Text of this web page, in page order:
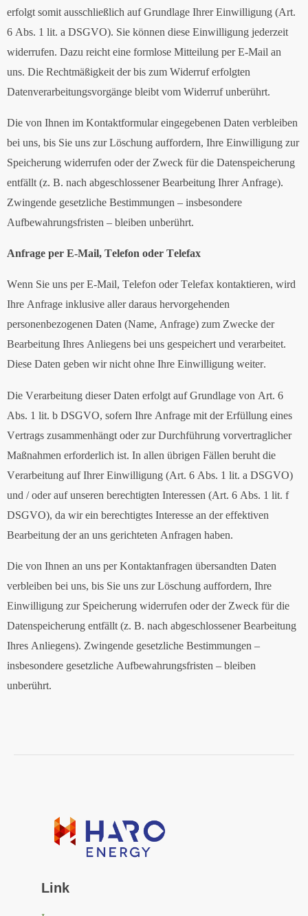
erfolgt somit ausschließlich auf Grundlage Ihrer Einwilligung (Art.
6 Abs. 1 lit. a DSGVO). Sie können diese Einwilligung jederzeit
widerrufen. Dazu reicht eine formlose Mitteilung per E-Mail an
uns. Die Rechtmäßigkeit der bis zum Widerruf erfolgten
Datenverarbeitungsvorgänge bleibt vom Widerruf unberührt.
Die von Ihnen im Kontaktformular eingegebenen Daten verbleiben
bei uns, bis Sie uns zur Löschung auffordern, Ihre Einwilligung zur
Speicherung widerrufen oder der Zweck für die Datenspeicherung
entfällt (z. B. nach abgeschlossener Bearbeitung Ihrer Anfrage).
Zwingende gesetzliche Bestimmungen – insbesondere
Aufbewahrungsfristen – bleiben unberührt.
Anfrage per E-Mail, Telefon oder Telefax
Wenn Sie uns per E-Mail, Telefon oder Telefax kontaktieren, wird
Ihre Anfrage inklusive aller daraus hervorgehenden
personenbezogenen Daten (Name, Anfrage) zum Zwecke der
Bearbeitung Ihres Anliegens bei uns gespeichert und verarbeitet.
Diese Daten geben wir nicht ohne Ihre Einwilligung weiter.
Die Verarbeitung dieser Daten erfolgt auf Grundlage von Art. 6
Abs. 1 lit. b DSGVO, sofern Ihre Anfrage mit der Erfüllung eines
Vertrags zusammenhängt oder zur Durchführung vorvertraglicher
Maßnahmen erforderlich ist. In allen übrigen Fällen beruht die
Verarbeitung auf Ihrer Einwilligung (Art. 6 Abs. 1 lit. a DSGVO)
und / oder auf unseren berechtigten Interessen (Art. 6 Abs. 1 lit. f
DSGVO), da wir ein berechtigtes Interesse an der effektiven
Bearbeitung der an uns gerichteten Anfragen haben.
Die von Ihnen an uns per Kontaktanfragen übersandten Daten
verbleiben bei uns, bis Sie uns zur Löschung auffordern, Ihre
Einwilligung zur Speicherung widerrufen oder der Zweck für die
Datenspeicherung entfällt (z. B. nach abgeschlossener Bearbeitung
Ihres Anliegens). Zwingende gesetzliche Bestimmungen –
insbesondere gesetzliche Aufbewahrungsfristen – bleiben
unberührt.
Link